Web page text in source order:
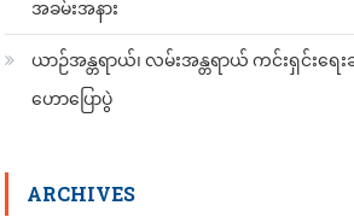
အခမ်းအနား
ယာဉ်အန္တရာယ်၊ လမ်းအန္တရာယ် ကင်းရှင်းရ
ဟောပြောပွဲ
ARCHIVES